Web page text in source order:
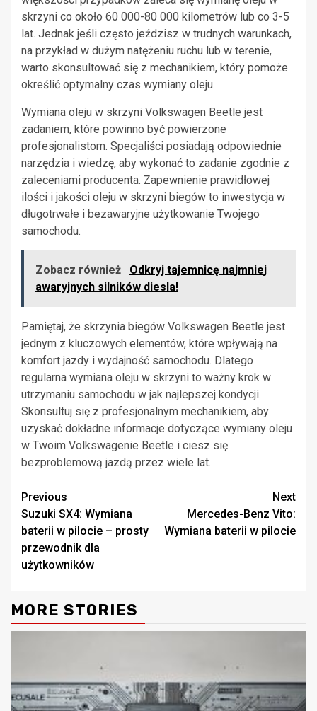
skrzyni co około 60 000-80 000 kilometrów lub co 3-5
lat. Jednak jeśli często jeździsz w trudnych warunkach,
na przykład w dużym natężeniu ruchu lub w terenie,
warto skonsultować się z mechanikiem, który pomoże
określić optymalny czas wymiany oleju.
Wymiana oleju w skrzyni Volkswagen Beetle jest
zadaniem, które powinno być powierzone
profesjonalistom. Specjaliści posiadają odpowiednie
narzędzia i wiedzę, aby wykonać to zadanie zgodnie z
zaleceniami producenta. Zapewnienie prawidłowej
ilości i jakości oleju w skrzyni biegów to inwestycja w
długotrwałe i bezawaryjne użytkowanie Twojego
samochodu.
Zobacz również
Odkryj tajemnicę najmniej
awaryjnych silników diesla!
Pamiętaj, że skrzynia biegów Volkswagen Beetle jest
jednym z kluczowych elementów, które wpływają na
komfort jazdy i wydajność samochodu. Dlatego
regularna wymiana oleju w skrzyni to ważny krok w
utrzymaniu samochodu w jak najlepszej kondycji.
Skonsultuj się z profesjonalnym mechanikiem, aby
uzyskać dokładne informacje dotyczące wymiany oleju
w Twoim Volkswagenie Beetle i ciesz się
bezproblemową jazdą przez wiele lat.
Continue
Reading
Previous
Suzuki SX4: Wymiana
baterii w pilocie – prosty
przewodnik dla
użytkowników
Next
Mercedes-Benz Vito:
Wymiana baterii w pilocie
MORE STORIES